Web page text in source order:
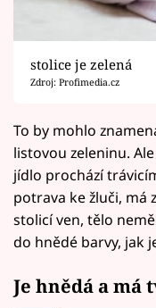
stolice je zelená
Zdroj: Profimedia.cz
To by mohlo
listovou zeleninu.
jídlo prochází
potrava ke žluči, má
stolicí ven, tělo
do hnědé barvy, jak
Je hnědá a má